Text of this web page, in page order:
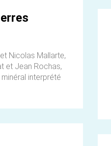
Nicolas Mallarte,
et Jean Rochas,
interprété